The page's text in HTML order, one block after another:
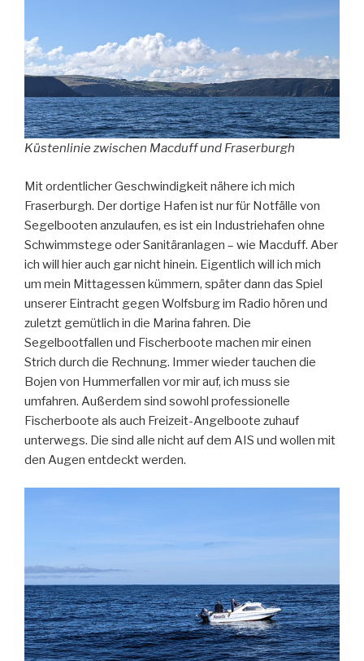
Küstenlinie zwischen Macduff und Fraserburgh
Mit ordentlicher Geschwindigkeit nähere ich mich
Fraserburgh. Der dortige Hafen ist nur für Notfälle von
Segelbooten anzulaufen, es ist ein Industriehafen ohne
Schwimmstege oder Sanitäranlagen – wie Macduff. Aber
ich will hier auch gar nicht hinein. Eigentlich will ich mich
um mein Mittagessen kümmern, später dann das Spiel
unserer Eintracht gegen Wolfsburg im Radio hören und
zuletzt gemütlich in die Marina fahren. Die
Segelbootfallen und Fischerboote machen mir einen
Strich durch die Rechnung. Immer wieder tauchen die
Bojen von Hummerfallen vor mir auf, ich muss sie
umfahren. Außerdem sind sowohl professionelle
Fischerboote als auch Freizeit-Angelboote zuhauf
unterwegs. Die sind alle nicht auf dem AIS und wollen mit
den Augen entdeckt werden.